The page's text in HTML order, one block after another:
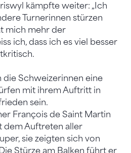
kämpfte weiter: „Ich
Turnerinnen stürzen
mich mehr der
ich, dass ich es viel besser
die Schweizerinnen eine
mit ihrem Auftritt in
sein.
François de Saint Martin
dem Auftreten aller
sie zeigten sich von
Stürze am Balken führt er